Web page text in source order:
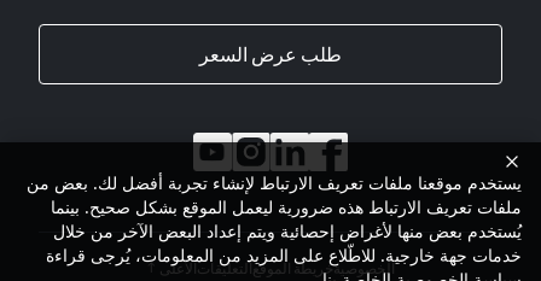
طلب عرض السعر
الخصوصيةخريطة الموقعالتعليقاتالأعلى
يستخدم موقعنا ملفات تعريف الارتباط لإنشاء تجربة أفضل لك. بعض من
ملفات تعريف الارتباط هذه ضرورية ليعمل الموقع بشكل صحيح. بينما
يُستخدم بعض منها لأغراض إحصائية ويتم إعداد البعض الآخر من خلال
خدمات جهة خارجية. للاطّلاع على المزيد من المعلومات، يُرجى قراءة